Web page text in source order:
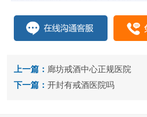
上一篇： 廊坊戒酒中心正规医院
下一篇： 开封有戒酒医院吗